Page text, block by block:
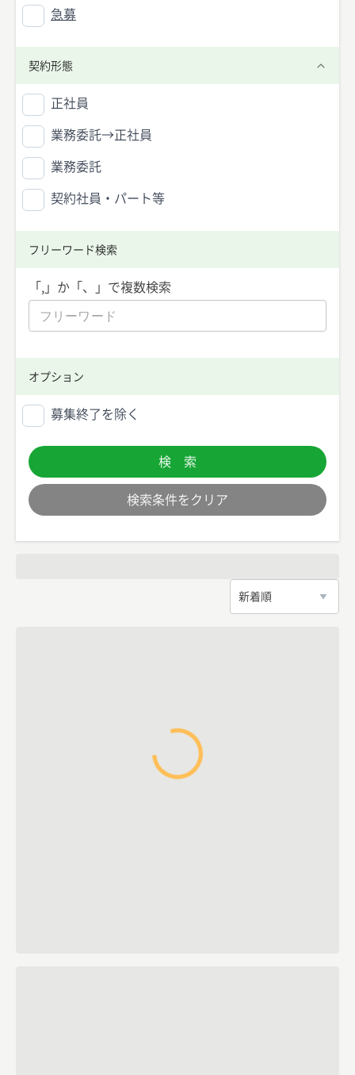
急募
契約形態
正社員
業務委託→正社員
業務委託
契約社員・パート等
フリーワード検索
「,」か「、」で複数検索
オプション
募集終了を除く
検 索
検索条件をクリア